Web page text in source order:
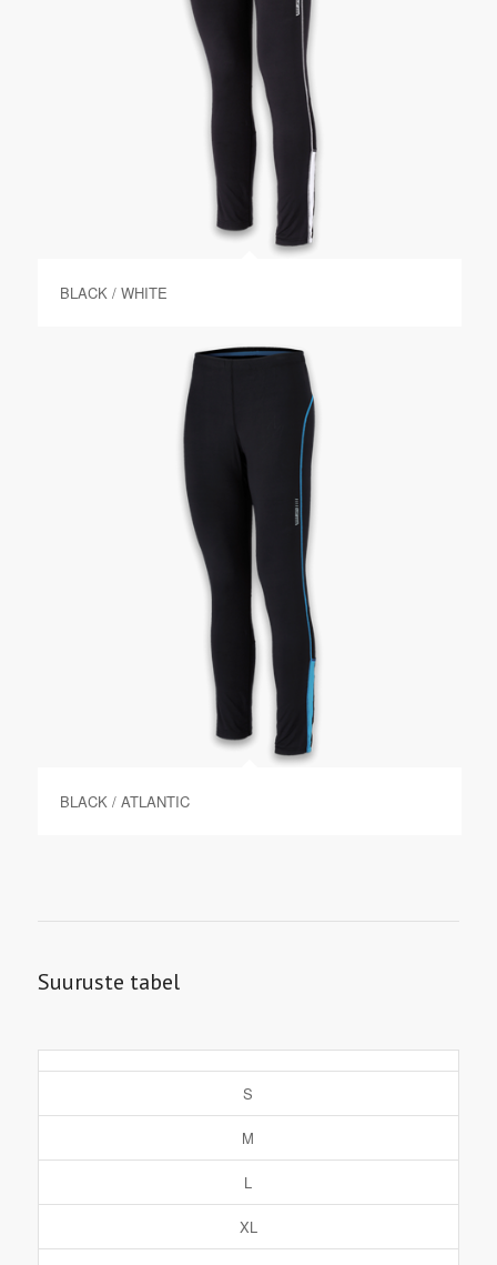
BLACK / WHITE
BLACK / ATLANTIC
Suuruste tabel
S
M
L
XL